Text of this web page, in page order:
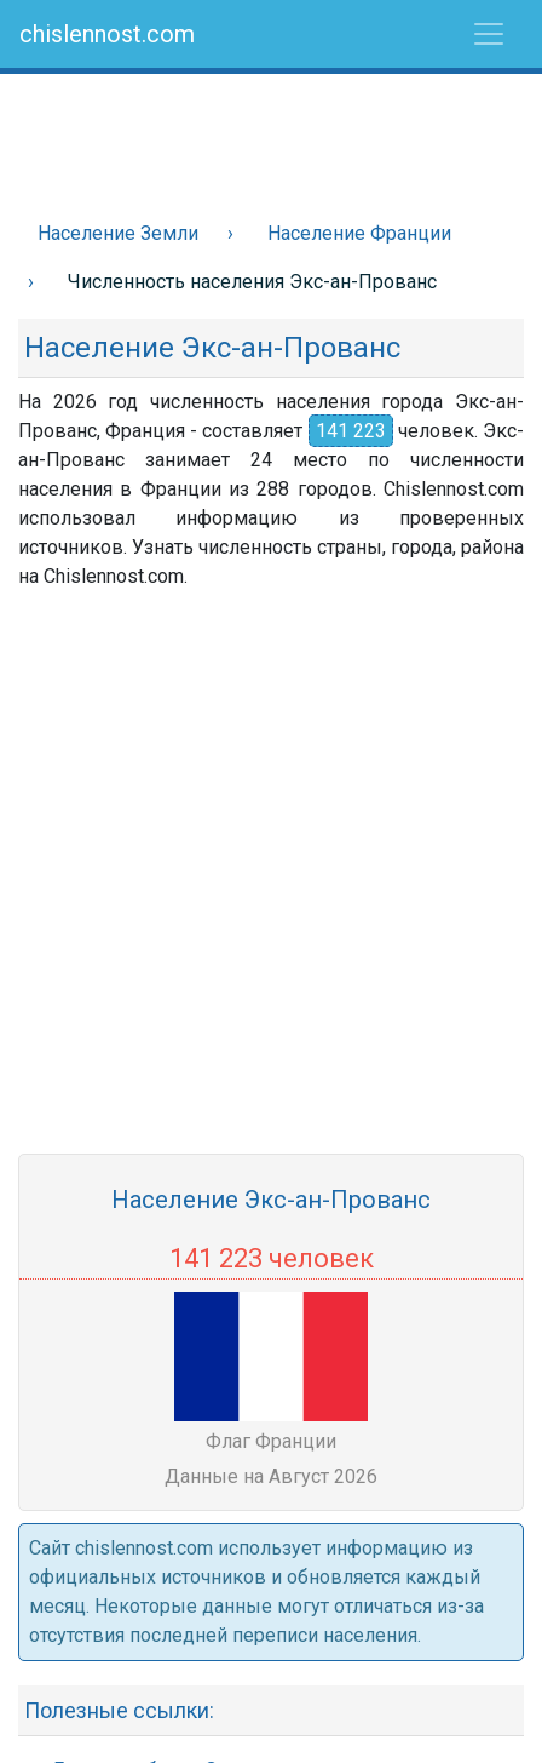
chislennost.com
Население Земли Население Франции
Численность населения Экс-ан-Прованс
Население Экс-ан-Прованс
На 2026 год численность населения города Экс-ан-
Прованс, Франция - составляет
141 223 человек. Экс-
ан-Прованс занимает 24 место по численности
населения в Франции из 288 городов. Chislennost.com
использовал информацию из проверенных
источников. Узнать численность страны, города, района
на Chislennost.com.
Население Экс-ан-Прованс
141 223 человек
Флаг Франции
Данные на Август 2026
Cайт chislennost.com использует информацию из
официальных источников и обновляется каждый
месяц. Некоторые данные могут отличаться из-за
отсутствия последней переписи населения.
Полезные ссылки: